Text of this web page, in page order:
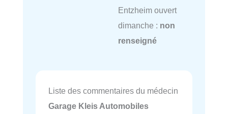
Entzheim ouvert
dimanche : non
renseigné
Liste des commentaires du médecin
Garage Kleis Automobiles